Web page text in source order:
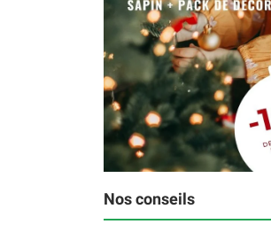
Nos conseils